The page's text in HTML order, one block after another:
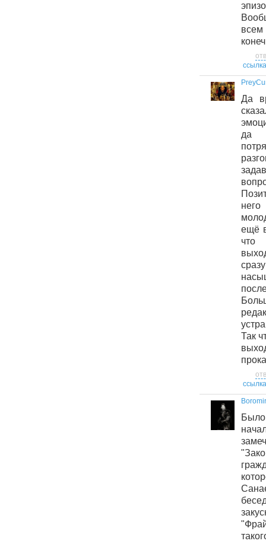
ссылка
Да
да
ещё
что
Так
ссылка
Boromir